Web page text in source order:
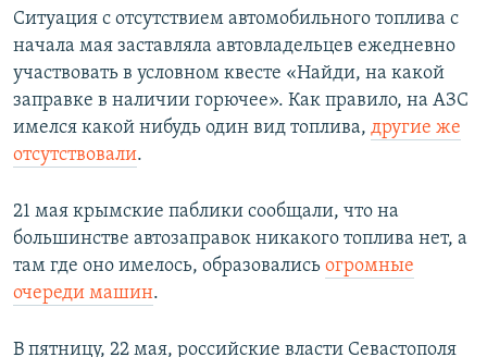
Ситуация с отсутствием автомобильного топлива с
начала мая заставляла автовладельцев ежедневно
участвовать в условном квесте «Найди, на какой
заправке в наличии горючее». Как правило, на АЗС
имелся какой нибудь один вид топлива, другие же
отсутствовали.
21 мая крымские паблики сообщали, что на
большинстве автозаправок никакого топлива нет, а
там где оно имелось, образовались огромные
очереди машин.
В пятницу, 22 мая, российские власти Севастополя